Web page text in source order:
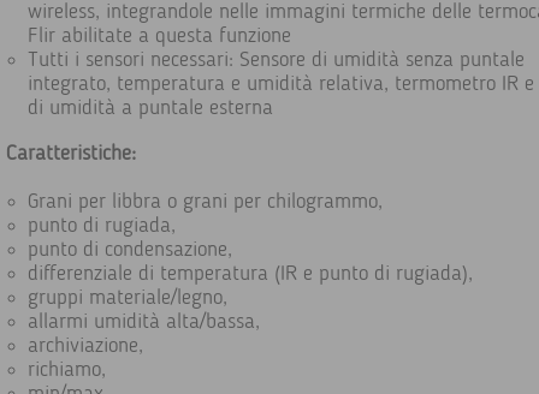
wireless, integrandole nelle immagini termiche delle
Flir abilitate a questa funzione
Tutti i sensori necessari: Sensore di umidità senza puntale
integrato, temperatura e umidità relativa, termometro IR e
di umidità a puntale esterna
Caratteristiche:
Grani per libbra o grani per chilogrammo,
punto di rugiada,
punto di condensazione,
differenziale di temperatura (IR e punto di rugiada),
gruppi materiale/legno,
allarmi umidità alta/bassa,
archiviazione,
richiamo,